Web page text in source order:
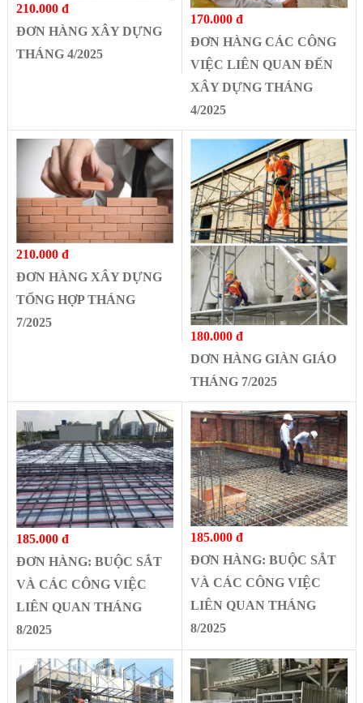
210.000 đ
ĐƠN HÀNG XÂY DỰNG
THÁNG 4/2025
170.000 đ
ĐƠN HÀNG CÁC CÔNG
VIỆC LIÊN QUAN ĐẾN
XÂY DỰNG THÁNG
4/2025
210.000 đ
ĐƠN HÀNG XÂY DỰNG
TỔNG HỢP THÁNG
7/2025
180.000 đ
DƠN HÀNG GIÀN GIÁO
THÁNG 7/2025
185.000 đ
ĐƠN HÀNG: BUỘC SẮT
VÀ CÁC CÔNG VIỆC
LIÊN QUAN THÁNG
8/2025
185.000 đ
ĐƠN HÀNG: BUỘC SẮT
VÀ CÁC CÔNG VIỆC
LIÊN QUAN THÁNG
8/2025